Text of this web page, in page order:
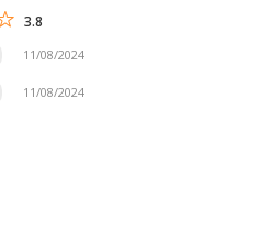
3.8
11/08/2024
11/08/2024